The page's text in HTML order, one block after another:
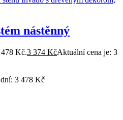
nástěnný
Kč.3 374 KčAktuální cena je: 3
3 478 Kč